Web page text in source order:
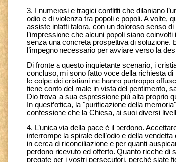
3. I numerosi e tragici conflitti che dilaniano
odio e di violenza tra popoli e popoli. A volte,
assiste infatti talora, con un doloroso senso
l’impressione che alcuni popoli siano
senza una concreta prospettiva di soluzione.
l’impegno necessario per avviare verso la
Di fronte a questo inquietante scenario, i
concluso, mi sono fatto voce della richiesta
le colpe dei cristiani ne hanno purtroppo
tiene conto del male in vista del pentimento,
Dio trova la sua espressione più alta proprio
In quest’ottica, la "purificazione della
confessione che la Chiesa, ai suoi diversi
4. L’unica via della pace è il perdono.
interrompe la spirale dell’odio e della
in cerca di riconciliazione e per quanti
perdono ricevuto ed offerto. Quanto ricche di
pregate per i vostri persecutori, perché siate